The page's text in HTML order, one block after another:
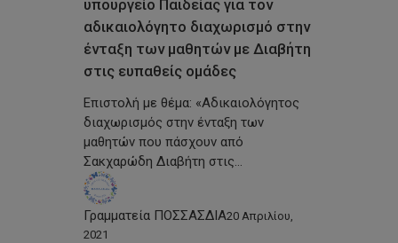
υπουργείο Παιδείας για τον
αδικαιολόγητο διαχωρισμό στην
ένταξη των μαθητών με Διαβήτη
στις ευπαθείς ομάδες
Επιστολή με θέμα: «Αδικαιολόγητος
διαχωρισμός στην ένταξη των
μαθητών που πάσχουν από
Σακχαρώδη Διαβήτη στις…
Γραμματεία ΠΟΣΣΑΣΔΙΑ20 Απριλίου,
2021